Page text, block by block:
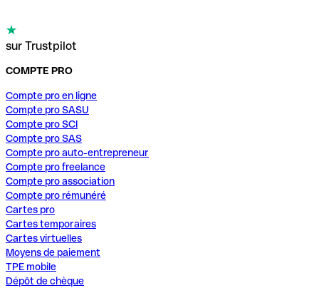
sur Trustpilot
COMPTE PRO
Compte pro en ligne
Compte pro SASU
Compte pro SCI
Compte pro SAS
Compte pro auto-entrepreneur
Compte pro freelance
Compte pro association
Compte pro rémunéré
Cartes pro
Cartes temporaires
Cartes virtuelles
Moyens de paiement
TPE mobile
Dépôt de chèque